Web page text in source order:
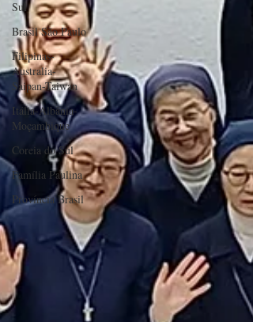
Sul
Brasil São Paulo
Filipinas-
Australia-
Saipan-Taiwan
Itália-Albânia-
Moçambique
Coreia do Sul
Família Paulina
Província Brasil